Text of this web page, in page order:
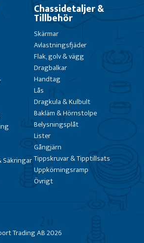
Säkringar
Chassidetaljer &
Tillbehör
Skärmar
Avlastningsfjäder
Flak, golv & vägg
Dragbalkar
Handtag
Lås
Dragkula & Kulbult
Bakläm & Hörnstolpe
Belysningsplåt
Lister
Gångjärn
Tippskruvar & Tipptillsats
Uppkörningsramp
Övrigt
Trading AB2026